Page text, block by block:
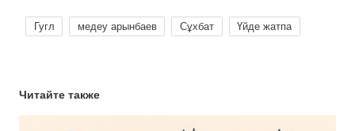
Гугл медеу арынбаев Сұхбат Үйде жатпа
Читайте также